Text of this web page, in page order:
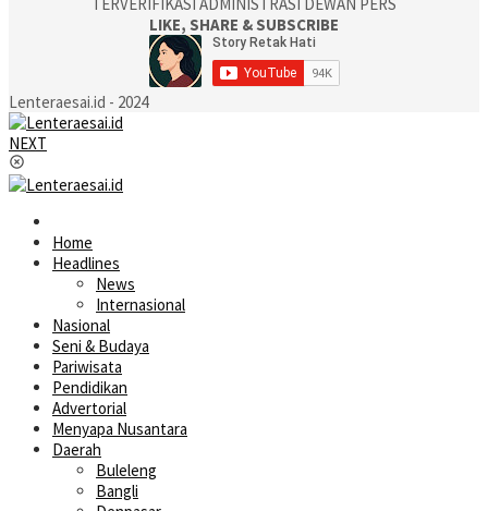
LIKE, SHARE & SUBSCRIBE
Lenteraesai.id - 2024
NEXT
Home
Headlines
News
Internasional
Nasional
Seni & Budaya
Pariwisata
Pendidikan
Advertorial
Menyapa Nusantara
Daerah
Buleleng
Bangli